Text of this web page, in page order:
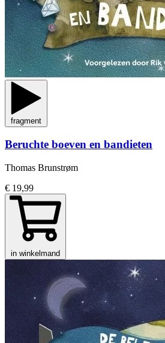
fragment
Beruchte boeven en bandieten
Thomas Brunstrøm
€ 19,99
in winkelmand